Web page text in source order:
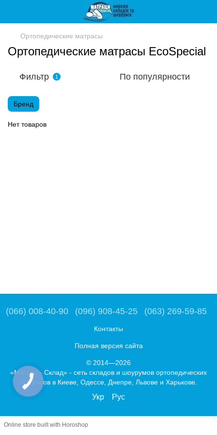
Ортопедические матрасы
Ортопедические матрасы EcoSpecial
Фильтр 1 По популярности
Бренд
Нет товаров
(066) 008-40-90 (096) 908-45-25 (063) 269-59-85
Контакты
Полная версия сайта
© 2014—2026
«Матрас - Склад» - сеть складов и шоурумов ортопедических
матрасов в Киеве, Одессе, Днепре, Львове и Харькове.
Укр Рус
Online store built with Horoshop